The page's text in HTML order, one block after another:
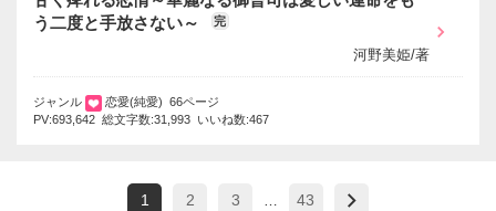
う二度と手放さない～
完
河野美姫/著
ジャンル
恋愛(純愛) 66ページ
PV:693,642 総文字数:31,993 いいね数:467
1 2 3 … 43